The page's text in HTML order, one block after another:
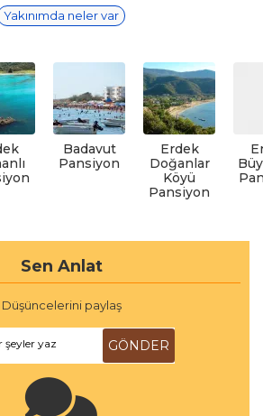
Yakınımda neler var
Badavut
Pansiyon
Erdek
Doğanlar
Köyü
Pansiyon
Sen Anlat
Düşüncelerini paylaş
şeyler yaz GÖNDER